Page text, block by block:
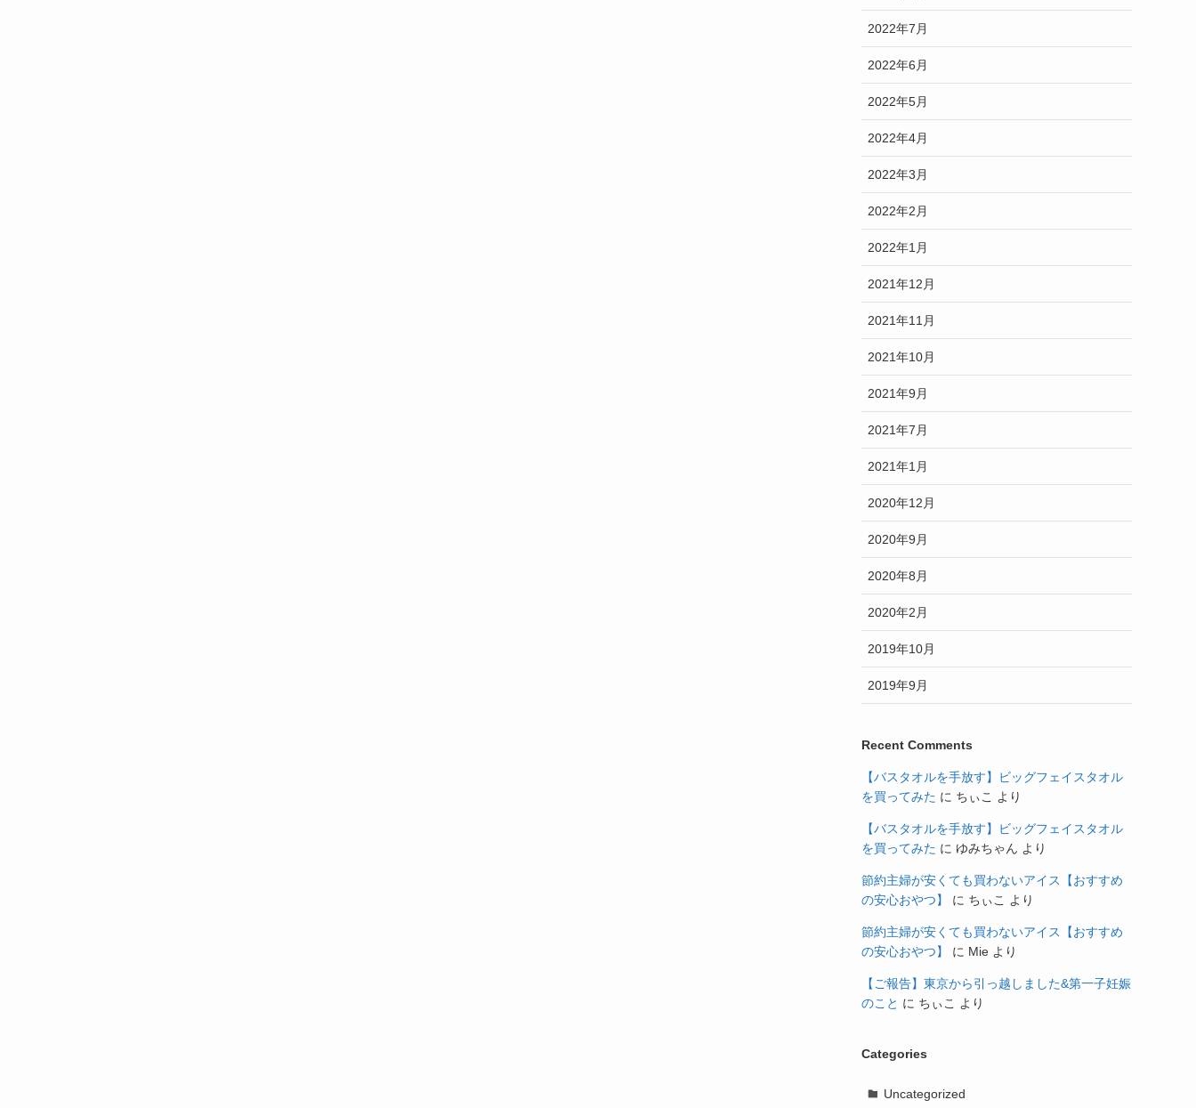
2022年7月
2022年6月
2022年5月
2022年4月
2022年3月
2022年2月
2022年1月
2021年12月
2021年11月
2021年10月
2021年9月
2021年7月
2021年1月
2020年12月
2020年9月
2020年8月
2020年2月
2019年10月
2019年9月
Recent Comments
【バスタオルを手放す】ビッグフェイスタオル
を買ってみた に ちぃこ より
【バスタオルを手放す】ビッグフェイスタオル
を買ってみた に ゆみちゃん より
節約主婦が安くても買わないアイス【おすすめ
の安心おやつ】
に ちぃこ より
節約主婦が安くても買わないアイス【おすすめ
の安心おやつ】
に Mie より
【ご報告】東京から引っ越しました&第一子妊娠
のこと に ちぃこ より
Categories
Uncategorized